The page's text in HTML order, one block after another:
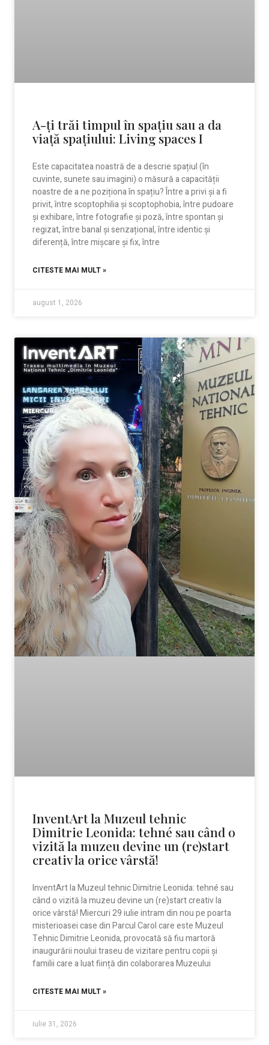
A-ți trăi timpul în spațiu sau a da
viață spațiului: Living spaces I
Este capacitatea noastră de a descrie spațiul (în
cuvinte, sunete sau imagini) o măsură a capacității
noastre de a ne poziționa în spațiu? Între a privi și a fi
privit, între scoptophilia și scoptophobia, între pudoare
și exhibare, între fotografie și poză, între spontan și
regizat, între banal și senzațional, între identic și
diferență, între mișcare și fix, între
CITESTE MAI MULT »
august 1, 2026
InventArt la Muzeul tehnic
Dimitrie Leonida: tehné sau când o
vizită la muzeu devine un (re)start
creativ la orice vârstă!
InventArt la Muzeul tehnic Dimitrie Leonida: tehné sau
când o vizită la muzeu devine un (re)start creativ la
orice vârstă! Miercuri 29 iulie intram din nou pe poarta
misterioasei case din Parcul Carol care este Muzeul
Tehnic Dimitrie Leonida, provocată să fiu martoră
inaugurării noului traseu de vizitare pentru copii și
familii care a luat ființă din colaborarea Muzeului
CITESTE MAI MULT »
iulie 31, 2026